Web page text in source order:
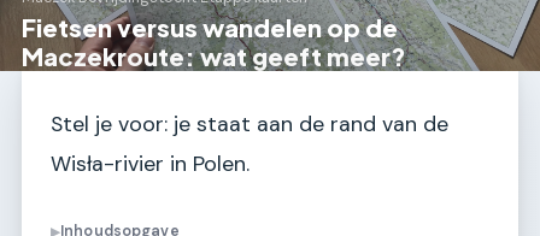
Fietsen versus wandelen op de
Maczekroute: wat geeft meer?
Stel je voor: je staat aan de rand van de
Wisła-rivier in Polen.
▶Inhoudsopgave